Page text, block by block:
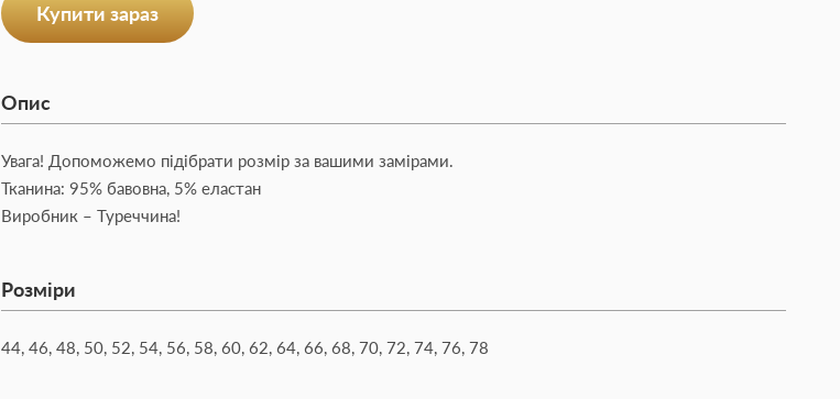
Купити зараз
Опис
Увага! Допоможемо підібрати розмір за вашими замірами.
Тканина: 95% бавовна, 5% еластан
Виробник – Туреччина!
Розміри
44, 46, 48, 50, 52, 54, 56, 58, 60, 62, 64, 66, 68, 70, 72, 74, 76, 78